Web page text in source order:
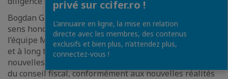
Bogdan Gheorghiu, Directeur Fiscalité directe : « Je me
sens honoré d’occuper ce nouveau rôle au sein de
l’équipe Mazars Tax Roumanie. Mes objectifs à moyen
et à long terme visent à étendre et à identifier de
nouvelles solutions pour nos clients dans le domaine
du conseil fiscal, conformément aux nouvelles réalités
privé sur ccifer.ro !
L’annuaire en ligne, la mise en relation
directe avec les membres, des contenus
exclusifs et bien plus, n’attendez plus,
connectez-vous !